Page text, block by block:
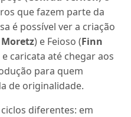
que fazem parte da
é possível ver a criação
Moretz) e Feioso (Finn
caricata até chegar aos
para quem
de originalidade.
diferentes: em